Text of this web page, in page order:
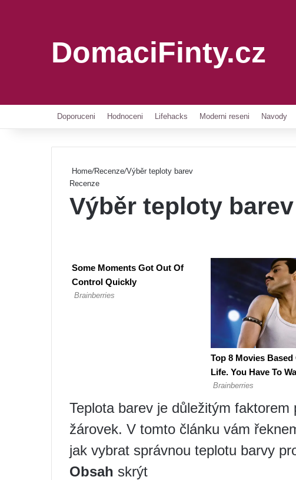
DomaciFinty.cz
Doporuceni Hodnoceni Lifehacks Moderni reseni Navody
Home/Recenze/Výběr teploty barev
Recenze
Výběr teploty barev
Teplota barev je důležitým
žárovek. V tomto článku vám
jak vybrat správnou teplotu barvy
Obsah skrýt